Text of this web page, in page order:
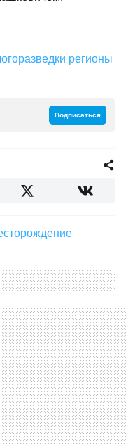
регионы
Подписаться